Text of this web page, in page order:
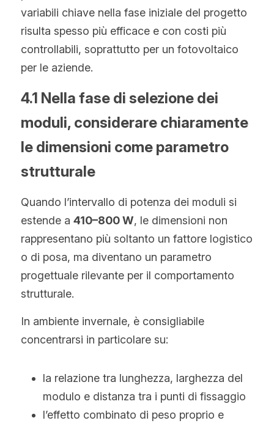
variabili chiave nella fase iniziale del progetto
risulta spesso più efficace e con costi più
controllabili, soprattutto per un fotovoltaico
per le aziende.
4.1 Nella fase di selezione dei
moduli, considerare chiaramente
le dimensioni come parametro
strutturale
Quando l’intervallo di potenza dei moduli si
estende a 410–800 W, le dimensioni non
rappresentano più soltanto un fattore logistico
o di posa, ma diventano un parametro
progettuale rilevante per il comportamento
strutturale.
In ambiente invernale, è consigliabile
concentrarsi in particolare su:
la relazione tra lunghezza, larghezza del
modulo e distanza tra i punti di fissaggio
l’effetto combinato di peso proprio e